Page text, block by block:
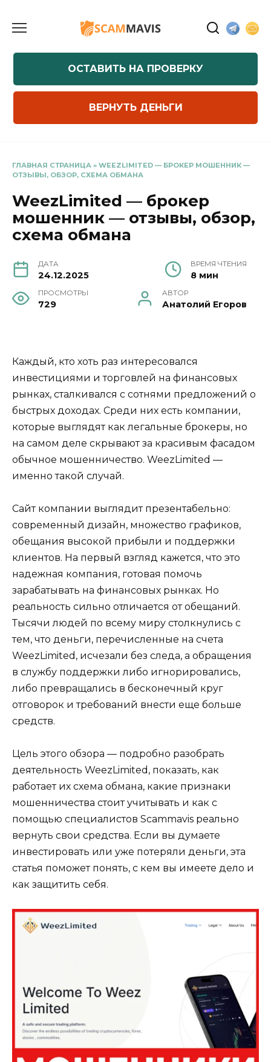
содержанию
ОСТАВИТЬ НА ПРОВЕРКУ
ВЕРНУТЬ ДЕНЬГИ
ГЛАВНАЯ СТРАНИЦА » WEEZLIMITED — БРОКЕР МОШЕННИК —
ОТЗЫВЫ, ОБЗОР, СХЕМА ОБМАНА
WeezLimited — брокер
мошенник — отзывы, обзор,
схема обмана
ДАТА
24.12.2025
ВРЕМЯ ЧТЕНИЯ
8 мин
ПРОСМОТРЫ
729
АВТОР
Анатолий Егоров
Каждый, кто хоть раз интересовался
инвестициями и торговлей на финансовых
рынках, сталкивался с сотнями предложений о
быстрых доходах. Среди них есть компании,
которые выглядят как легальные брокеры, но
на самом деле скрывают за красивым фасадом
обычное мошенничество. WeezLimited —
именно такой случай.
Сайт компании выглядит презентабельно:
современный дизайн, множество графиков,
обещания высокой прибыли и поддержки
клиентов. На первый взгляд кажется, что это
надежная компания, готовая помочь
зарабатывать на финансовых рынках. Но
реальность сильно отличается от обещаний.
Тысячи людей по всему миру столкнулись с
тем, что деньги, перечисленные на счета
WeezLimited, исчезали без следа, а обращения
в службу поддержки либо игнорировались,
либо превращались в бесконечный круг
отговорок и требований внести еще больше
средств.
Цель этого обзора — подробно разобрать
деятельность WeezLimited, показать, как
работает их схема обмана, какие признаки
мошенничества стоит учитывать и как с
помощью специалистов Scammavis реально
вернуть свои средства. Если вы думаете
инвестировать или уже потеряли деньги, эта
статья поможет понять, с кем вы имеете дело и
как защитить себя.